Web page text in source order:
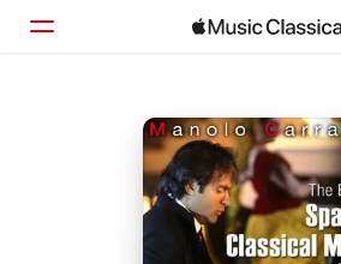
Accueil
Parcourir
Rechercher